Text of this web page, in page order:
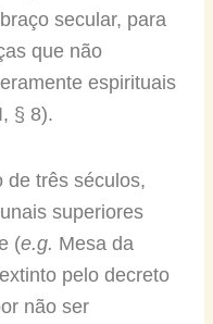
secular, para
que não
espirituais
§ 8).
de três séculos,
superiores
(e.g. Mesa da
pelo decreto
não ser